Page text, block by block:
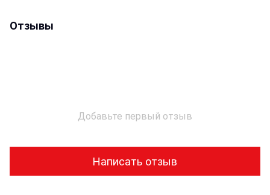
Отзывы
Добавьте первый отзыв
Написать отзыв